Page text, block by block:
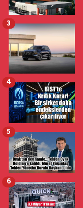
3
4
5
6